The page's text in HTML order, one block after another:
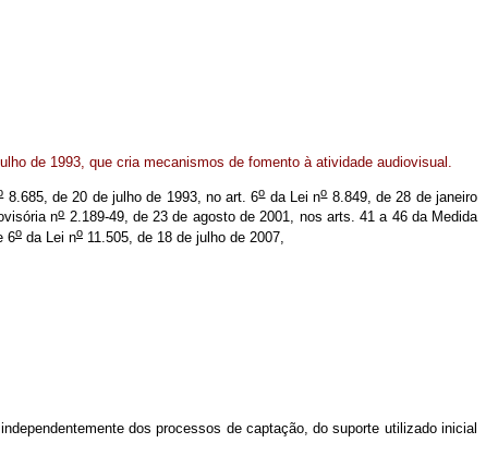
de 1993, que cria mecanismos de fomento à atividade audiovisual.
8.685, de 20 de julho de 1993, no art. 6oda Lei no8.849, de 28 de janeiro
no2.189-49, de 23 de agosto de 2001, nos arts. 41 a 46 da Medida
6o da Lei no 11.505, de 18 de julho de 2007,
dos processos de captação, do suporte utilizado inicial